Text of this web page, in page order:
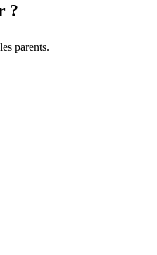
?
parents.